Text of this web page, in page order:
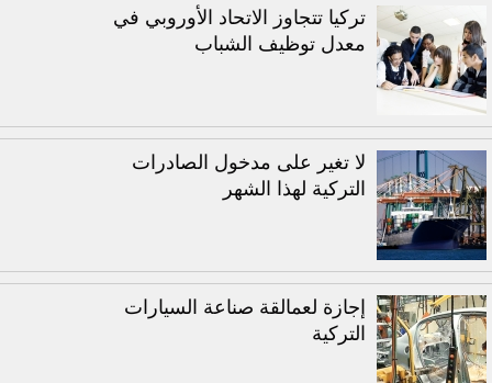
تركيا تتجاوز الاتحاد الأوروبي في
معدل توظيف الشباب
لا تغير على مدخول الصادرات
التركية لهذا الشهر
إجازة لعمالقة صناعة السيارات
التركية